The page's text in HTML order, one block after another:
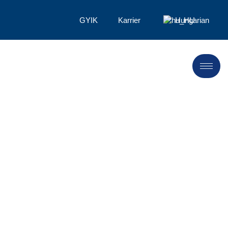
GYIK Karrier Hungarian